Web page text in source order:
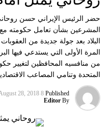
حضر الرئيس الإيراني حسن
المشرعين بشأن تعامل حكومته مع
البلاد بعد جولة جديدة من
المرة الأولى التي يستدعي فيها
من منافسيه المحافظين لتغيير
المتحدة وتنامي المصاعب
Published
8 years ago
28, 2018
By
Editor